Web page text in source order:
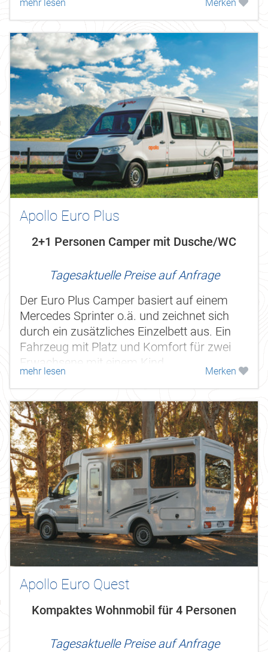
mehr lesen Merken
Apollo Euro Plus
2+1 Personen Camper mit Dusche/WC
Tagesaktuelle Preise auf Anfrage
Der Euro Plus Camper basiert auf einem
Mercedes Sprinter o.ä. und zeichnet sich
durch ein zusätzliches Einzelbett aus. Ein
Fahrzeug mit Platz und Komfort für zwei
Erwachsene mit einem Kind.
mehr lesen Merken
Apollo Euro Quest
Kompaktes Wohnmobil für 4 Personen
Tagesaktuelle Preise auf Anfrage